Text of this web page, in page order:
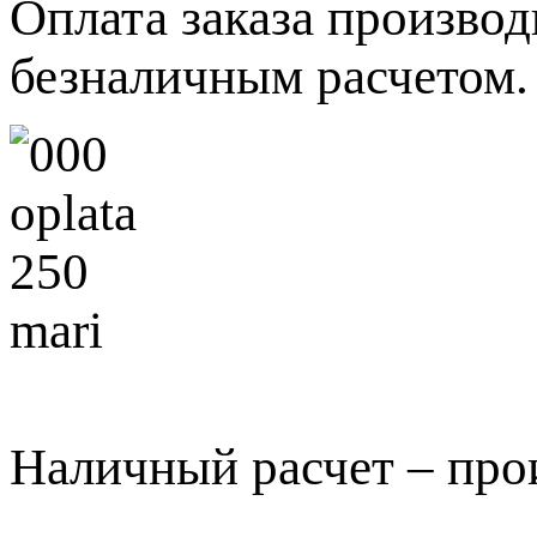
Оплата заказа
безналичным расчетом.
Наличный расчет –